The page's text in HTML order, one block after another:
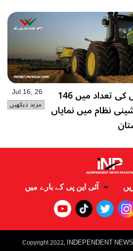
پاکستان میں ٹریکٹروں کی تعداد میں 146
نظام میں نمایاں
Jul 16, 26
مزید دیکھیں
آئی این پی کے بارے میں
Copyright 2022, INDEPENDENT